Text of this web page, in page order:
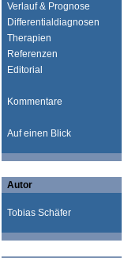
Verlauf & Prognose
Differentialdiagnosen
Therapien
Referenzen
Editorial
Kommentare
Auf einen Blick
Autor
Tobias Schäfer